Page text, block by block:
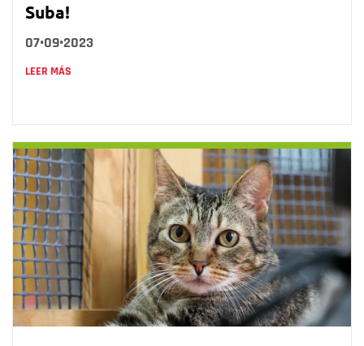
Suba!
07•09•2023
LEER MÁS